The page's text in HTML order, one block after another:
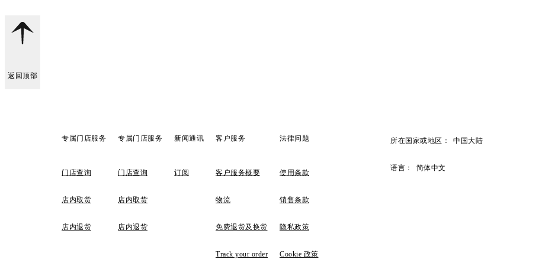
返回顶部
专属门店服务
门店查询
店内取货
店内退货
专属门店服务
门店查询
店内取货
店内退货
新闻通讯
订阅
客户服务
客户服务概要
物流
免费退货及换货
Track your order
法律问题
使用条款
销售条款
隐私政策
Cookie 政策
所在国家或地区： 中国大陆
语言： 简体中文